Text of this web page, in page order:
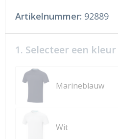
Artikelnummer: 92889
1. Selecteer een kleur
Marineblauw
Wit